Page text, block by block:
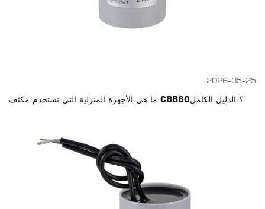
2026-05-25
ما هي الأجهزة المنزلية التي تستخدم مكثف CBB60؟ الدليل الكامل